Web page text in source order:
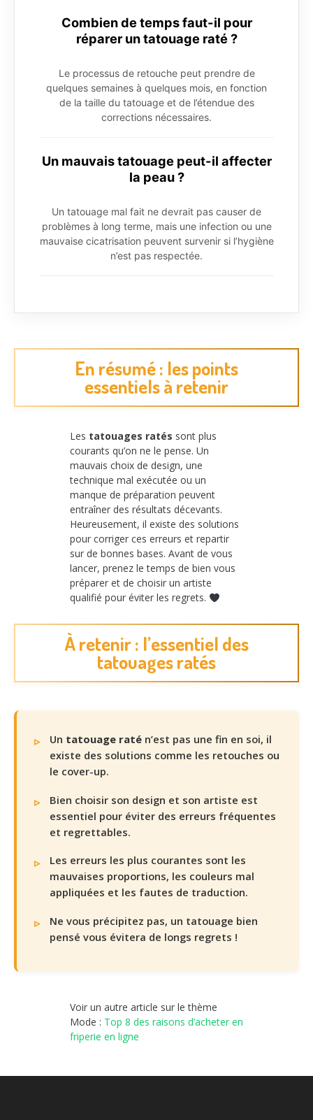
Combien de temps faut-il pour
réparer un tatouage raté ?
Le processus de retouche peut prendre de
quelques semaines à quelques mois, en fonction
de la taille du tatouage et de l’étendue des
corrections nécessaires.
Un mauvais tatouage peut-il affecter
la peau ?
Un tatouage mal fait ne devrait pas causer de
problèmes à long terme, mais une infection ou une
mauvaise cicatrisation peuvent survenir si l’hygiène
n’est pas respectée.
En résumé : les points
essentiels à retenir
Les tatouages ratés sont plus
courants qu’on ne le pense. Un
mauvais choix de design, une
technique mal exécutée ou un
manque de préparation peuvent
entraîner des résultats décevants.
Heureusement, il existe des solutions
pour corriger ces erreurs et repartir
sur de bonnes bases. Avant de vous
lancer, prenez le temps de bien vous
préparer et de choisir un artiste
qualifié pour éviter les regrets.
À retenir : l’essentiel des
tatouages ratés
Un tatouage raté n’est pas une fin en soi, il
existe des solutions comme les retouches ou
le cover-up.
Bien choisir son design et son artiste est
essentiel pour éviter des erreurs fréquentes
et regrettables.
Les erreurs les plus courantes sont les
mauvaises proportions, les couleurs mal
appliquées et les fautes de traduction.
Ne vous précipitez pas, un tatouage bien
pensé vous évitera de longs regrets !
Voir un autre article sur le thème
Mode : Top 8 des raisons d’acheter en
friperie en ligne